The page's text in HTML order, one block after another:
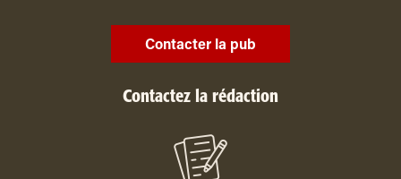
Contacter la pub
Contactez la rédaction